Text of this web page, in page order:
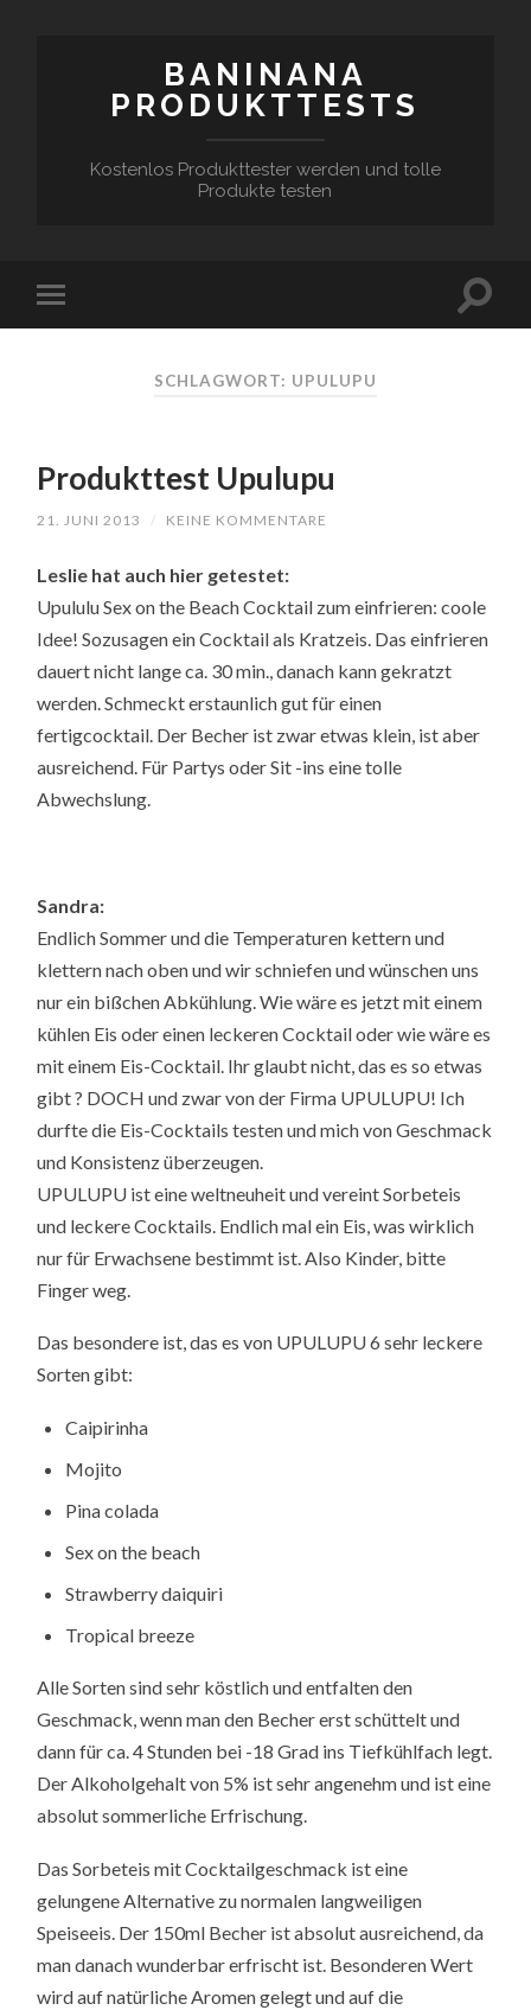
BANINANA
PRODUKTTESTS
Kostenlos Produkttester werden und tolle
Produkte testen
SCHLAGWORT: UPULUPU
Produkttest Upulupu
21. JUNI 2013 / KEINE KOMMENTARE
Leslie hat auch hier getestet:
Upululu Sex on the Beach Cocktail zum einfrieren: coole
Idee! Sozusagen ein Cocktail als Kratzeis. Das einfrieren
dauert nicht lange ca. 30 min., danach kann gekratzt
werden. Schmeckt erstaunlich gut für einen
fertigcocktail. Der Becher ist zwar etwas klein, ist aber
ausreichend. Für Partys oder Sit -ins eine tolle
Abwechslung.
Sandra:
Endlich Sommer und die Temperaturen kettern und
klettern nach oben und wir schniefen und wünschen uns
nur ein bißchen Abkühlung. Wie wäre es jetzt mit einem
kühlen Eis oder einen leckeren Cocktail oder wie wäre es
mit einem Eis-Cocktail. Ihr glaubt nicht, das es so etwas
gibt ? DOCH und zwar von der Firma UPULUPU! Ich
durfte die Eis-Cocktails testen und mich von Geschmack
und Konsistenz überzeugen.
UPULUPU ist eine weltneuheit und vereint Sorbeteis
und leckere Cocktails. Endlich mal ein Eis, was wirklich
nur für Erwachsene bestimmt ist. Also Kinder, bitte
Finger weg.
Das besondere ist, das es von UPULUPU 6 sehr leckere
Sorten gibt:
Caipirinha
Mojito
Pina colada
Sex on the beach
Strawberry daiquiri
Tropical breeze
Alle Sorten sind sehr köstlich und entfalten den
Geschmack, wenn man den Becher erst schüttelt und
dann für ca. 4 Stunden bei -18 Grad ins Tiefkühlfach legt.
Der Alkoholgehalt von 5% ist sehr angenehm und ist eine
absolut sommerliche Erfrischung.
Das Sorbeteis mit Cocktailgeschmack ist eine
gelungene Alternative zu normalen langweiligen
Speiseeis. Der 150ml Becher ist absolut ausreichend, da
man danach wunderbar erfrischt ist. Besonderen Wert
wird auf natürliche Aromen gelegt und auf die